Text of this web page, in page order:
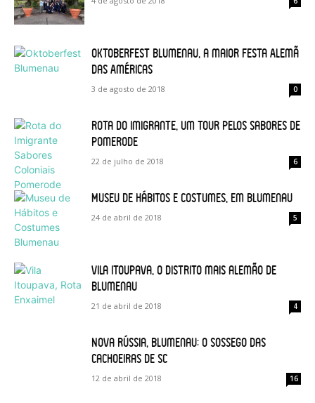
Oktoberfest Blumenau, a maior festa Alemã
das Américas
3 de agosto de 2018 0
Rota do Imigrante, um tour pelos sabores de
Pomerode
22 de julho de 2018 6
Museu de Hábitos e Costumes, em Blumenau
24 de abril de 2018 5
Vila Itoupava, o Distrito mais alemão de
Blumenau
21 de abril de 2018 4
Nova Rússia, Blumenau: o sossego das
cachoeiras de SC
12 de abril de 2018 16